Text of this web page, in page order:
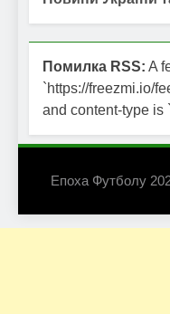
Помилка RSS: A
`https://freezmi.io/
and content-type is
Епоха Футболу